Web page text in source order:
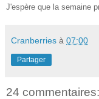
J'espère que la semaine
Cranberries à 07:00
Partager
24 commentaires: